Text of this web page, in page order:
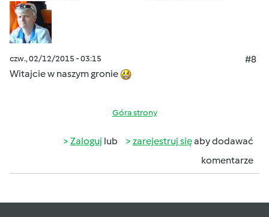
czw., 02/12/2015 - 03:15
#8
Witajcie w naszym gronie
Góra strony
Zaloguj lub zarejestruj sięaby dodawać
komentarze